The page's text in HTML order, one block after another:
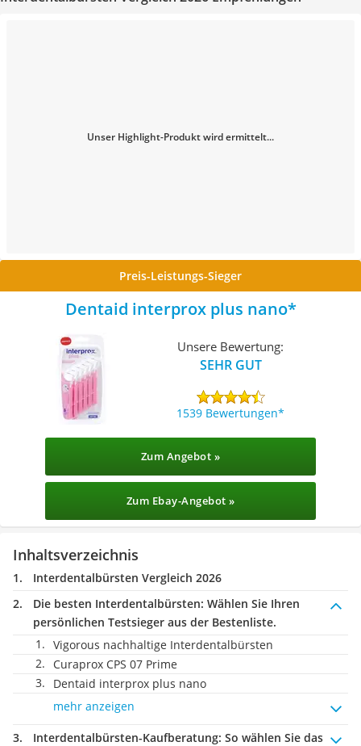
Unser Highlight-Produkt wird ermittelt...
Preis-Leistungs-Sieger
Dentaid interprox plus nano
Unsere Bewertung:
SEHR GUT
1539 Bewertungen
Zum Angebot »
Zum Ebay-Angebot »
Inhaltsverzeichnis
Interdentalbürsten Vergleich 2026
Die besten Interdentalbürsten: Wählen Sie Ihren
persönlichen Testsieger aus der Bestenliste.
Vigorous nachhaltige Interdentalbürsten
Curaprox CPS 07 Prime
Dentaid interprox plus nano
mehr anzeigen
Interdentalbürsten-Kaufberatung: So wählen Sie das